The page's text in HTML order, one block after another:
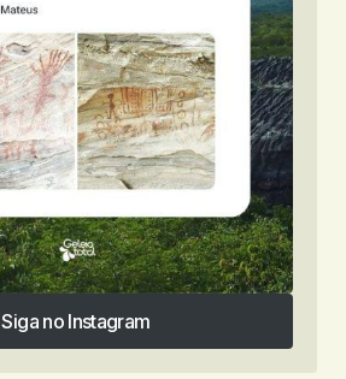
Siga no Instagram
Siga no Instagram